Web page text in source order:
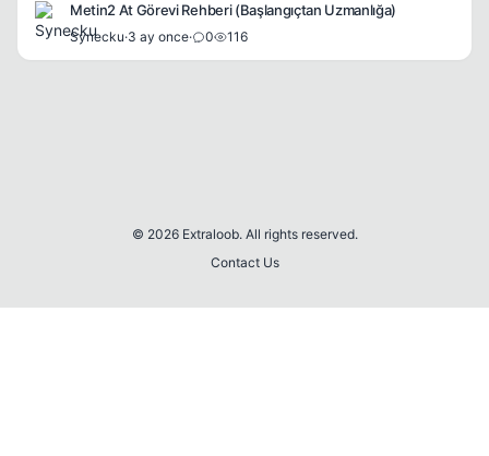
Metin2 At Görevi Rehberi (Başlangıçtan Uzmanlığa)
Synecku·3 ay once· 0 116
© 2026 Extraloob. All rights reserved.
Contact Us